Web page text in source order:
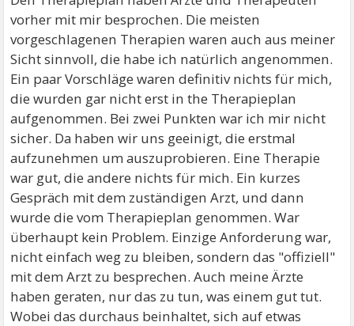
vorher mit mir besprochen. Die meisten
vorgeschlagenen Therapien waren auch aus meiner
Sicht sinnvoll, die habe ich natürlich angenommen.
Ein paar Vorschläge waren definitiv nichts für mich,
die wurden gar nicht erst in the Therapieplan
aufgenommen. Bei zwei Punkten war ich mir nicht
sicher. Da haben wir uns geeinigt, die erstmal
aufzunehmen um auszuprobieren. Eine Therapie
war gut, die andere nichts für mich. Ein kurzes
Gespräch mit dem zuständigen Arzt, und dann
wurde die vom Therapieplan genommen. War
überhaupt kein Problem. Einzige Anforderung war,
nicht einfach weg zu bleiben, sondern das "offiziell"
mit dem Arzt zu besprechen. Auch meine Ärzte
haben geraten, nur das zu tun, was einem gut tut.
Wobei das durchaus beinhaltet, sich auf etwas